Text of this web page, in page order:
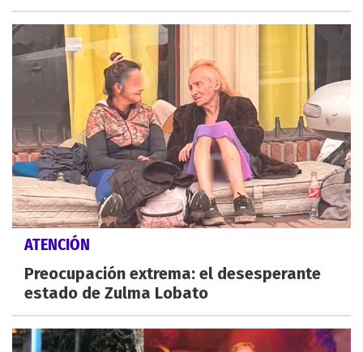
ATENCIÓN
Preocupación extrema: el desesperante
estado de Zulma Lobato